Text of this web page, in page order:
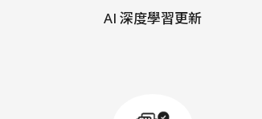
AI 深度學習更新